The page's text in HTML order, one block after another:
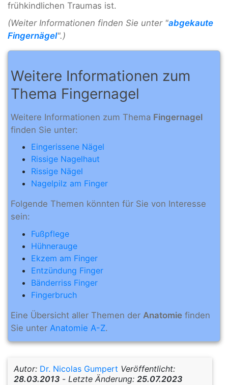
frühkindlichen Traumas ist.
(Weiter Informationen finden Sie unter "abgekaute
Fingernägel".)
Weitere Informationen zum
Thema Fingernagel
Weitere Informationen zum Thema Fingernagel
finden Sie unter:
Eingerissene Nägel
Rissige Nagelhaut
Rissige Nägel
Nagelpilz am Finger
Folgende Themen könnten für Sie von Interesse
sein:
Fußpflege
Hühnerauge
Ekzem am Finger
Entzündung Finger
Bänderriss Finger
Fingerbruch
Eine Übersicht aller Themen der Anatomie finden
Sie unter Anatomie A-Z.
Autor: Dr. Nicolas Gumpert Veröffentlicht:
28.03.2013 - Letzte Änderung: 25.07.2023